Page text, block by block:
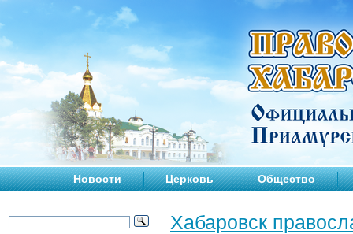
Новости Церковь Общество
Хабаровск